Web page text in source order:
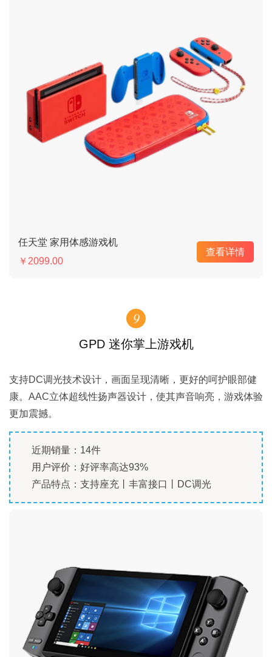
任天堂 家用体感游戏机
￥2099.00
查看详情
9
GPD 迷你掌上游戏机
支持DC调光技术设计，画面呈现清晰，更好的呵护眼部健
康。AAC立体超线性扬声器设计，使其声音响亮，游戏体验
更加震撼。
近期销量：14件
用户评价：好评率高达93%
产品特点：支持座充丨丰富接口丨DC调光